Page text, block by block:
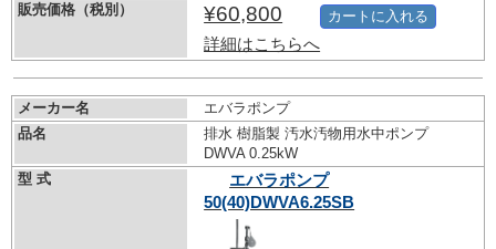
販売価格（税別）
¥60,800
詳細はこちらへ
カートに入れる
メーカー名
エバラポンプ
品名
排水 樹脂製 汚水汚物用水中ポンプ
DWVA 0.25kW
型 式
エバラポンプ
50(40)DWVA6.25SB